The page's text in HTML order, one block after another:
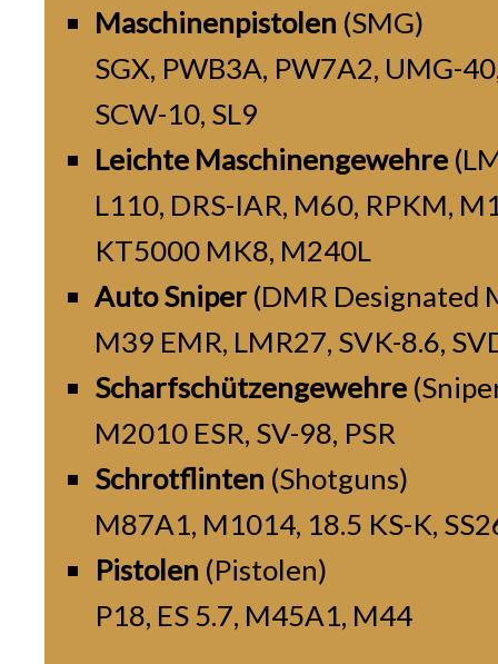
Maschinenpistolen (SMG)
SGX, PWB3A, PW7A2, UMG-
SCW-10, SL9
Leichte Maschinengewehre
L110, DRS-IAR, M60, RPKM,
KT5000 MK8, M240L
Auto Sniper(DMR Designated
M39 EMR, LMR27, SVK-8.6,
Scharfschützengewehre
M2010 ESR, SV-98, PSR
Schrotflinten (Shotguns)
M87A1, M1014, 18.5 KS-K,
Pistolen (Pistolen)
P18, ES 5.7, M45A1, M44